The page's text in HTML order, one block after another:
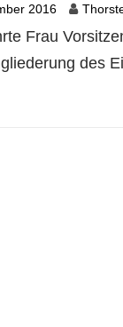
2016
Frau
des